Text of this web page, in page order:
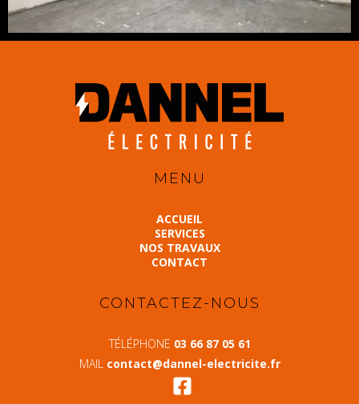
MENU
ACCUEIL
SERVICES
NOS TRAVAUX
CONTACT
CONTACTEZ-NOUS
TÉLÉPHONE 03 66 87 05 61
MAIL contact@dannel-electricite.fr